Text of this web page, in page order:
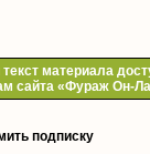
материала
сайта «Фураж Он-
подписку